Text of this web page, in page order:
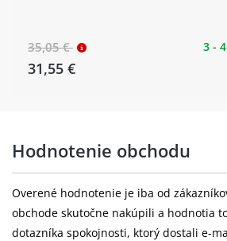
35,05 €
31,55 €
3 -
Hodnotenie obchodu
Overené hodnotenie je iba od
obchode skutočne nakúpili a hodnotia
dotazníka spokojnosti, ktorý dostali e-